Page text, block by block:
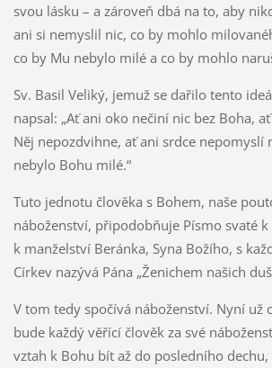
svou lásku – a zároveň dbá na to, aby
ani si nemyslil nic, co by mohlo
co by Mu nebylo milé a co by mohlo
Sv. Basil Veliký, jemuž se dařilo tento
napsal: „Ať ani oko nečiní nic bez Boha,
Něj nepozdvihne, ať ani srdce nepomyslí
nebylo Bohu milé.“
Tuto jednotu člověka s Bohem, naše
náboženství, připodobňuje Písmo svaté k
k manželství Beránka, Syna Božího, s
Církev nazývá Pána „Ženichem našich
V tom tedy spočívá náboženství. Nyní už
bude každý věřící člověk za své
vztah k Bohu bít až do posledního